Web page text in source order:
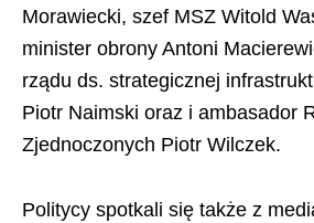
Morawiecki, szef MSZ Witold
minister obrony Antoni
rządu ds. strategicznej
Piotr Naimski oraz i ambasador
Zjednoczonych Piotr Wilczek.
Politycy spotkali się także z